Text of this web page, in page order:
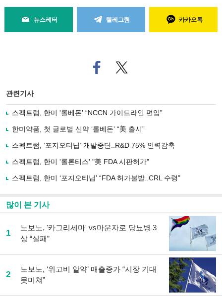
뉴스레터 텔레그램 카카오톡
페
이
로
사
유
기
트위
터로
관련기사
스펙트럼, 한미 '롤베돈' “NCCN 가이드라인 편입”
한미약품, 첫 글로벌 신약 ‘롤베돈’ “美 출시”
스펙트럼, ‘포지오티닙’ 개발중단..R&D 75% 인력감축
스펙트럼, 한미 '롤론티스' "美 FDA 시판허가"
스펙트럼, 한미 ‘포지오티닙’ “FDA 허가불발..CRL 수령”
많이 본 기사
1
노보노, '카그리세마' vs마운자로 당뇨병 3
상 “실패”
2
노보노, ‘위고비 알약’ 매출증가 “시장 기대
못미쳐”